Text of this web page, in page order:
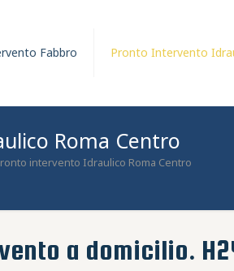
Fabbro Pronto Intervento
Roma Centro
intervento Idraulico Roma Centro
a domicilio.